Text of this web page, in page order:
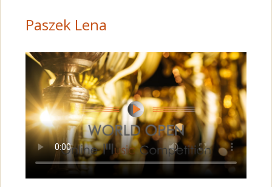
Paszek Lena